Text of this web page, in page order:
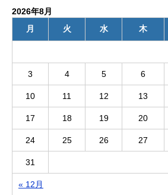
2026年8月
月
火 水 木
« 12月
3 4 5 6
10 11 12 13
17 18 19 20
24 25 26 27
31